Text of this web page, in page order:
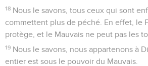
18 Nous le savons, tous ceux qui sont
commettent plus de péché. En effet, le
protège, et le Mauvais ne peut pas les
19 Nous le savons, nous appartenons à
entier est sous le pouvoir du Mauvais.